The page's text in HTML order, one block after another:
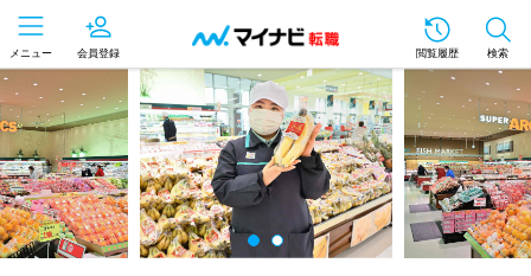
メニュー 会員登録 閲覧履歴 検索